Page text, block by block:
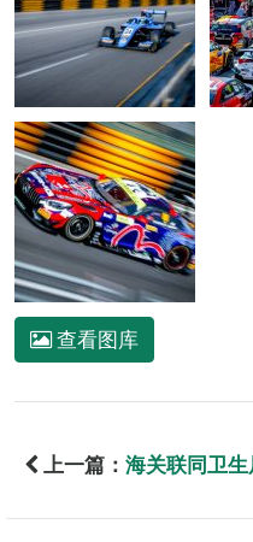
查看图库
上一篇： 海关联同卫